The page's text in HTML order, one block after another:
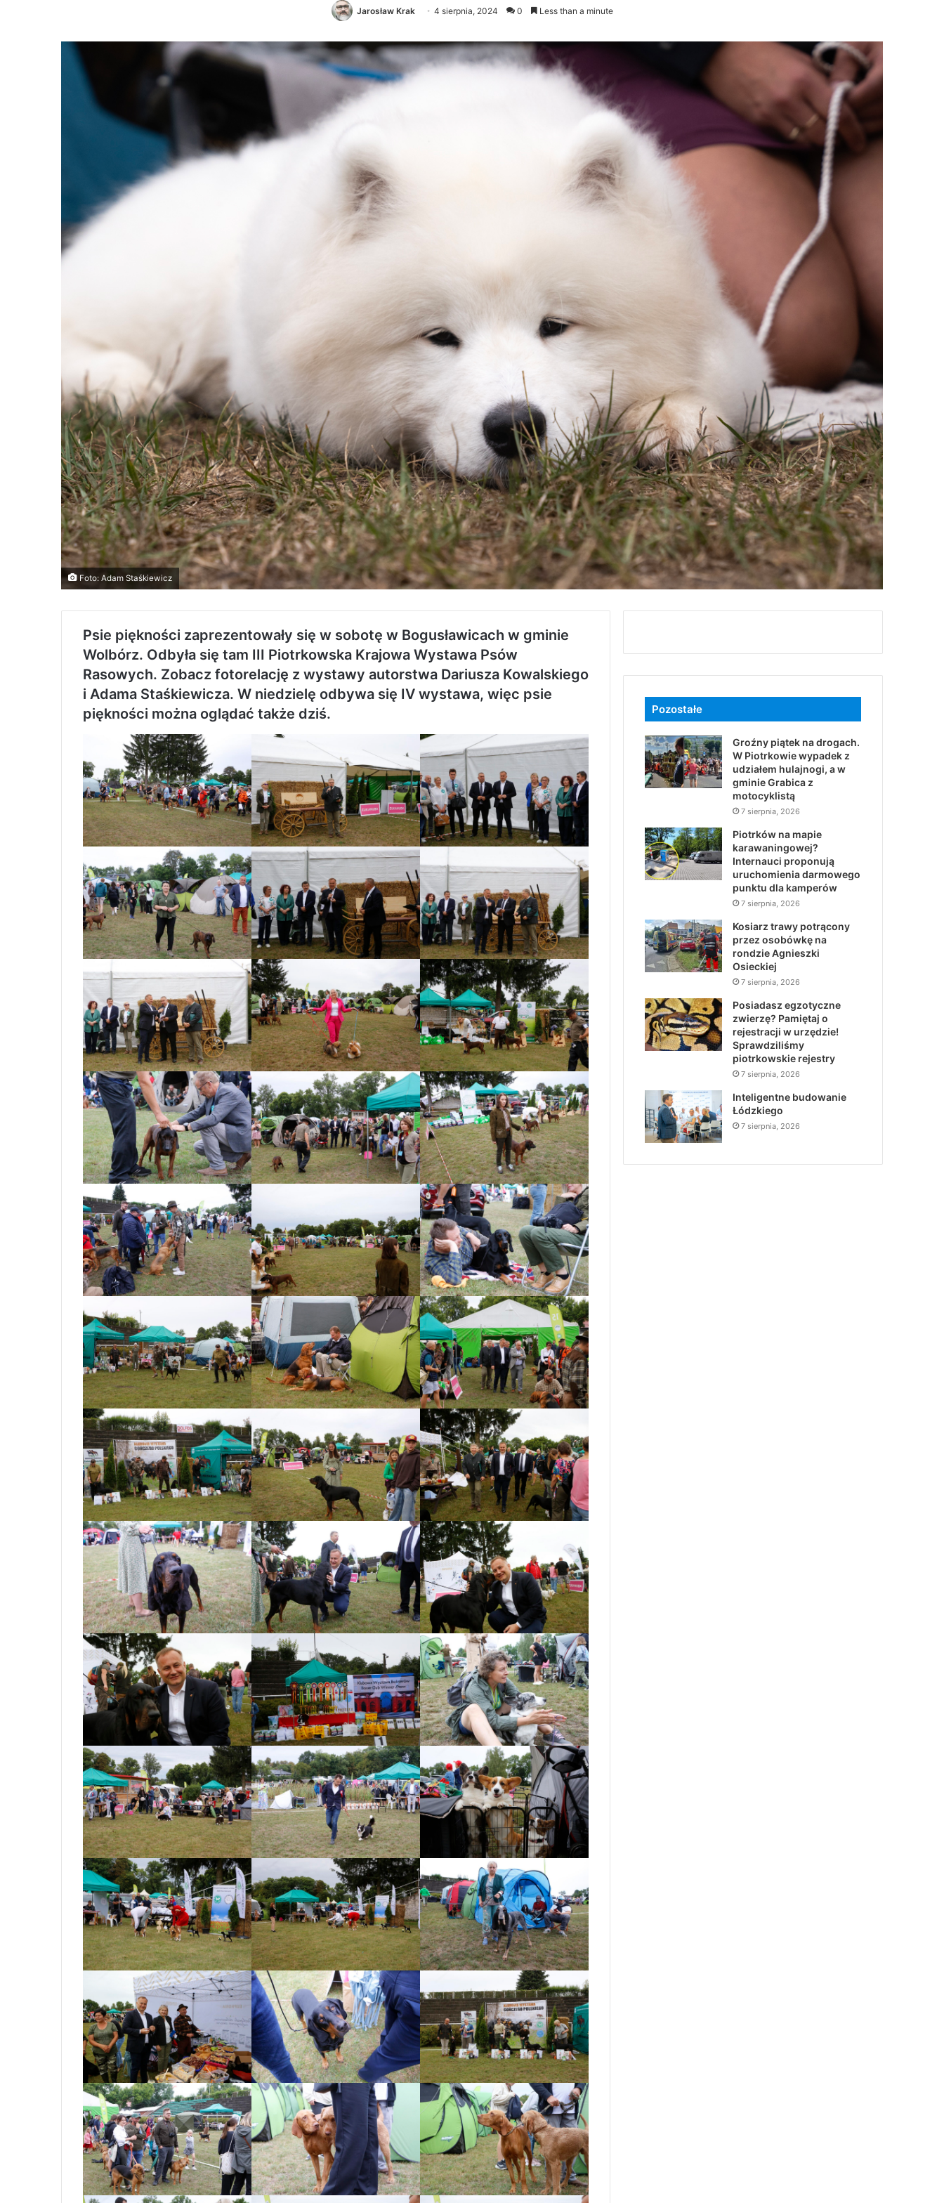
Jarosław Krak 4 sierpnia, 2024 0 Less than a minute
Foto: Adam Staśkiewicz
Psie piękności zaprezentowały się w sobotę w Bogusławicach w gminie
Wolbórz. Odbyła się tam III Piotrkowska Krajowa Wystawa Psów
Rasowych. Zobacz fotorelację z wystawy autorstwa Dariusza Kowalskiego
i Adama Staśkiewicza. W niedzielę odbywa się IV wystawa, więc psie
piękności można oglądać także dziś.
Pozostałe
Groźny piątek na drogach.
W Piotrkowie wypadek z
udziałem hulajnogi, a w
gminie Grabica z
motocyklistą
7 sierpnia, 2026
Piotrków na mapie
karawaningowej?
Internauci proponują
uruchomienia darmowego
punktu dla kamperów
7 sierpnia, 2026
Kosiarz trawy potrącony
przez osobówkę na
rondzie Agnieszki
Osieckiej
7 sierpnia, 2026
Posiadasz egzotyczne
zwierzę? Pamiętaj o
rejestracji w urzędzie!
Sprawdziliśmy
piotrkowskie rejestry
7 sierpnia, 2026
Inteligentne budowanie
Łódzkiego
7 sierpnia, 2026